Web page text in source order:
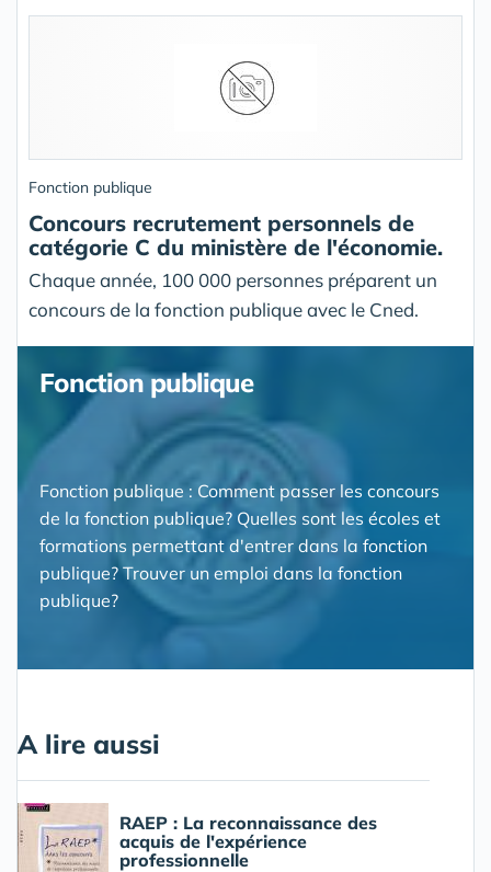
Fonction publique
Concours recrutement personnels de
catégorie C du ministère de l'économie.
Chaque année, 100 000 personnes préparent un
concours de la fonction publique avec le Cned.
Fonction publique
Fonction publique : Comment passer les concours
de la fonction publique? Quelles sont les écoles et
formations permettant d'entrer dans la fonction
publique? Trouver un emploi dans la fonction
publique?
A lire aussi
RAEP : La reconnaissance des
acquis de l'expérience
professionnelle